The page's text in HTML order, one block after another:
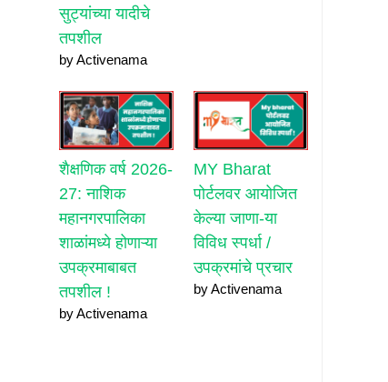
सुट्यांच्या यादीचे
तपशील
by Activenama
शैक्षणिक वर्ष 2026-
27: नाशिक
महानगरपालिका
शाळांमध्ये होणाऱ्या
उपक्रमाबाबत
तपशील !
by Activenama
MY Bharat
पोर्टलवर आयोजित
केल्या जाणा-या
विविध स्पर्धा /
उपक्रमांचे प्रचार
by Activenama